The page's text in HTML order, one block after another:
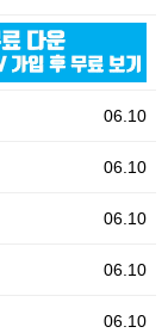
06.10
06.10
06.10
06.10
06.10